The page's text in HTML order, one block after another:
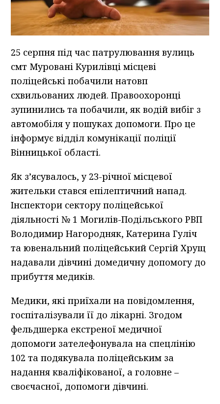
25 серпня під час патрулювання вулиць
смт Муровані Курилівці місцеві
поліцейські побачили натовп
схвильованих людей. Правоохоронці
зупинились та побачили, як водій вибіг з
автомобіля у пошуках допомоги. Про це
інформує відділ комунікації поліції
Вінницької області.
Як з’ясувалось, у 23-річної місцевої
жительки стався епілептичний напад.
Інспектори сектору поліцейської
діяльності № 1 Могилів-Подільського РВП
Володимир Нагородняк, Катерина Гуліч
та ювенальний поліцейський Сергій Хрущ
надавали дівчині домедичну допомогу до
прибуття медиків.
Медики, які приїхали на повідомлення,
госпіталізували її до лікарні. Згодом
фельдшерка екстреної медичної
допомоги зателефонувала на спецлінію
102 та подякувала поліцейським за
надання кваліфікованої, а головне –
своєчасної, допомоги дівчині.